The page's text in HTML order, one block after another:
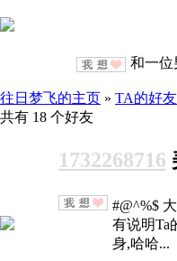
和一位
往日梦飞的主页 » TA的好
共有 18 个好友
1732268716
#@^%$
有说明Ta
身,哈哈...